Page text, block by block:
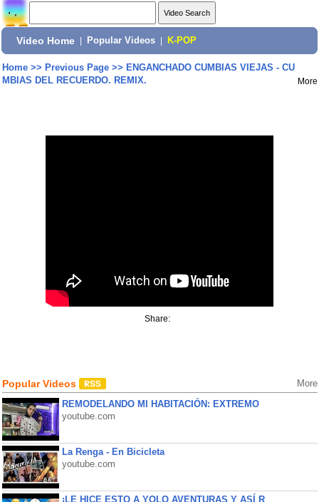
Video Home Popular Videos K-POP
Home>> Previous Page>> ENGANCHADO CUMBIAS VIEJAS - CU
MBIAS DEL RECUERDO. REMIX.
More
Share:
Popular Videos More
REMODELANDO MI HABITACIÓN: EXTREMO
youtube.com
La Renga - En Bicicleta
youtube.com
¡LE HICE ESTO A YOLO AVENTURAS Y ASÍ R